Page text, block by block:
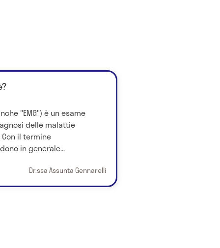
"EMG") è un esame
delle malattie
il termine
in generale...
Dr.ssa Assunta Gennarelli